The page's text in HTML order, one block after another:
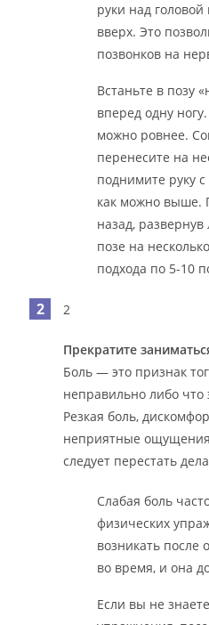
руки над головой
вверх. Это
позвонков на
Встаньте в позу
вперед одну
можно ровнее.
перенесите на
поднимите руку
как можно выше.
назад,
позе на
подхода по 5-10
2
Прекратите
Боль — это признак
неправильно либо что
Резкая боль,
неприятные
следует перестать
Слабая боль
физических
возникать после
во время, и она
Если вы не